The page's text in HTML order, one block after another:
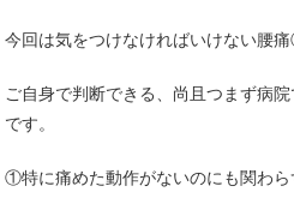
今回は気をつけなければいけない腰
ご自身で判断できる、尚且つまず病
です。
①特に痛めた動作がないのにも関わ